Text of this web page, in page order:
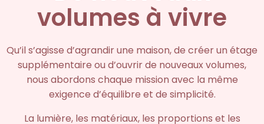
volumes à vivre
Qu’il s’agisse d’agrandir une maison, de créer un étage
supplémentaire ou d’ouvrir de nouveaux volumes,
nous abordons chaque mission avec la même
exigence d’équilibre et de simplicité.
La lumière, les matériaux, les proportions et les